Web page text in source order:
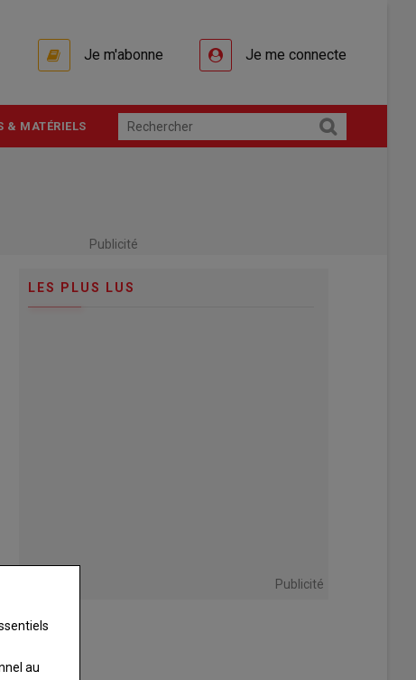
Je m'abonne Je me connecte
& MATÉRIELS
Publicité
LES PLUS LUS
Publicité
au